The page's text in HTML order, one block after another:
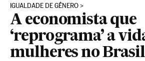
IGUALDADE DE GÊNERO
A economista que
‘reprograma’ a
mulheres no Brasil